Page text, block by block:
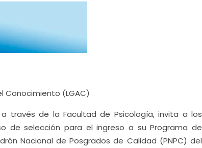
Conocimiento (LGAC)
través de la Facultad de Psicología, invita a los
de selección para el ingreso a su Programa de
Nacional de Posgrados de Calidad (PNPC) del